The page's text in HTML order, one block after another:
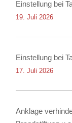
Einstellung bei
19. Juli 2026
Einstellung bei
17. Juli 2026
Anklage